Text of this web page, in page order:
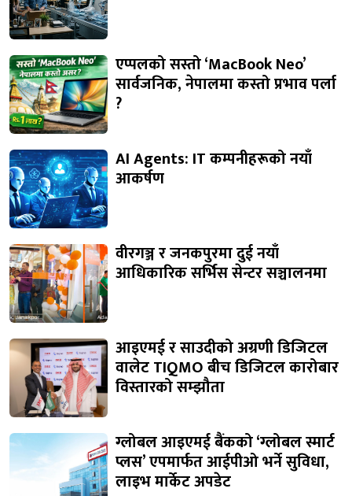
एप्पलको सस्तो ‘MacBook Neo’
सार्वजनिक, नेपालमा कस्तो प्रभाव पर्ला
?
AI Agents: IT कम्पनीहरूको नयाँ
आकर्षण
वीरगञ्ज र जनकपुरमा दुई नयाँ
आधिकारिक सर्भिस सेन्टर सञ्चालनमा
आइएमई र साउदीको अग्रणी डिजिटल
वालेट TIQMO बीच डिजिटल कारोबार
विस्तारको सम्झौता
ग्लोबल आइएमई बैंकको ‘ग्लोबल स्मार्ट
प्लस’ एपमार्फत आईपीओ भर्ने सुविधा,
लाइभ मार्केट अपडेट